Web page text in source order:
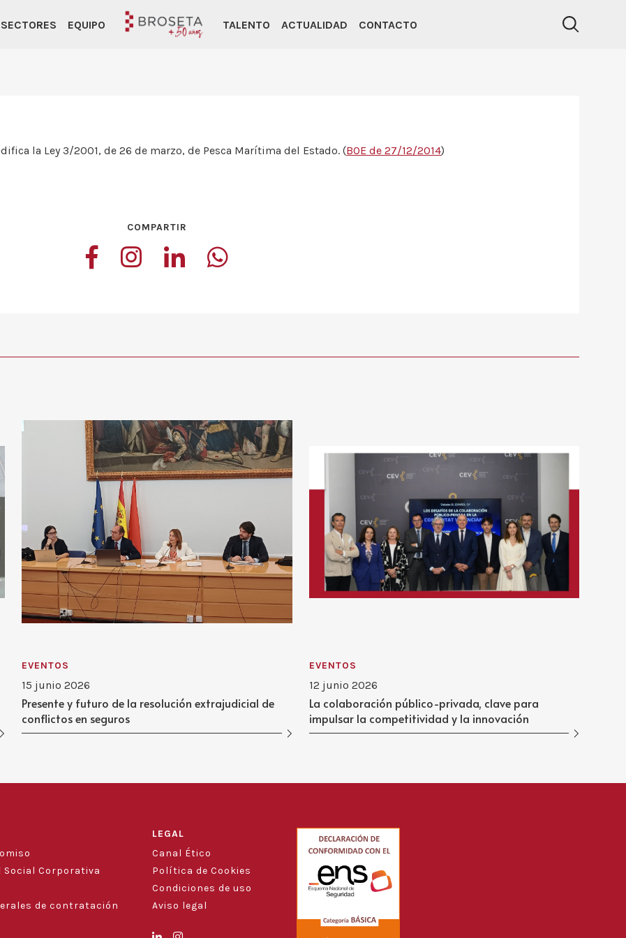
SECTORES EQUIPO TALENTO ACTUALIDAD CONTACTO
la Ley 3/2001, de 26 de marzo, de Pesca Marítima del Estado. (BOE de 27/12/2014)
COMPARTIR
EVENTOS
15 junio 2026
Presente y futuro de la resolución extrajudicial de
conflictos en seguros
EVENTOS
12 junio 2026
La colaboración público-privada, clave para
impulsar la competitividad y la innovación
Social Corporativa
de contratación
LEGAL
Canal Ético
Política de Cookies
Condiciones de uso
Aviso legal